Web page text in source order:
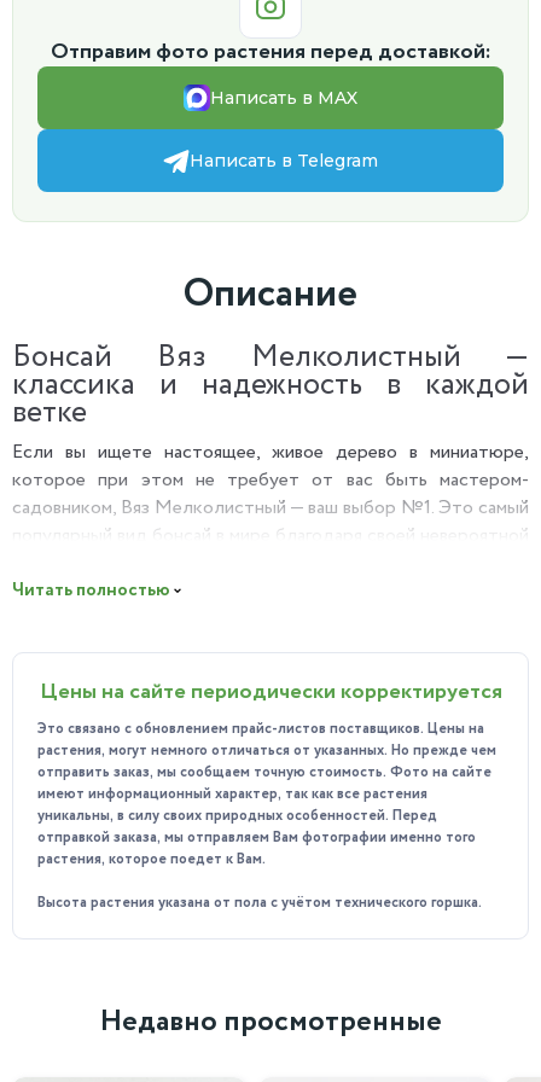
Отправим фото растения перед доставкой:
Написать в MAX
Написать в Telegram
Описание
Бонсай Вяз Мелколистный —
классика и надежность в каждой
ветке
Если вы ищете настоящее, живое дерево в миниатюре,
которое при этом не требует от вас быть мастером-
садовником, Вяз Мелколистный — ваш выбор №1. Это самый
популярный вид бонсай в мире благодаря своей невероятной
быстро восстанавливаться после любой стрижки. В
законченное произведение искусства.
Почему вы полюбите этот Бонсай?
Король выносливости: Вяз прощает почти все:
сквозняки, перепады температур, сухой воздух и даже
ошибки с поливом (если вы вовремя их исправите). Это
самое живучее дерево для начинающих.
Идеальная миниатюра: Его мелкие зубчатые листочки
создают плотную, густую крону, которая выглядит
очень масштабно даже при небольшом размере дерева.
Творческая свобода: Вяз растет быстро и охотно
форму — от шара до облака.
Читать полностью
Цены на сайте периодически корректируется
Это связано с обновлением прайс-листов поставщиков. Цены на
растения, могут немного отличаться от указанных. Но прежде чем
отправить заказ, мы сообщаем точную стоимость. Фото на сайте
имеют информационный характер, так как все растения
уникальны, в силу своих природных особенностей. Перед
отправкой заказа, мы отправляем Вам фотографии именно того
растения, которое поедет к Вам.
Высота растения указана от пола с учётом технического горшка.
Недавно просмотренные